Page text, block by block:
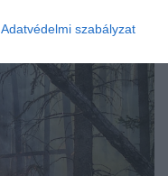
Adatvédelmi szabályzat